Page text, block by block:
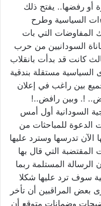
أو رفضها.. يفتح ذلك
السياسية وطرح
المفاوضات التي بات
السودانيين من حرب
كانت قد بدأت بانقلاب
مستقلة بندقية
بين راغب في إعلان
!. وبين رافض..!
السودانية أول أمس
الدعوة للمباحثات من
الآن تدرسها وسترد عليها
التي قال بها
الرسالة المستلمة ربما
سوف ترد عليها شكلا
بعض المراقبين أن تأخر
وضمانات متوقع أن